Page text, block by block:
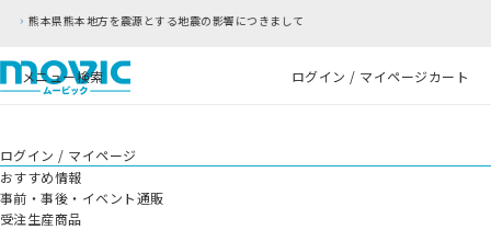
につきまして
メニュー検索 ログイン / マイページカート
ログイン / マイページ
おすすめ情報
事前・事後・イベント通販
受注生産商品